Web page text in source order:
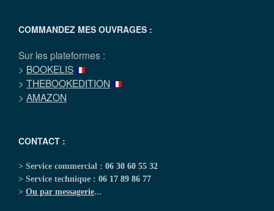
COMMANDEZ MES OUVRAGES :
Sur les plateformes :
> BOOKELIS
> THEBOOKEDITION
> AMAZON
CONTACT :
> Service commercial : 06 30 60 55 32
> Service technique : 06 17 89 86 77
> Ou par messagerie...